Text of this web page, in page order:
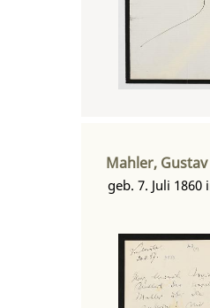
Mahler, Gustav
geb. 7. Juli 1860